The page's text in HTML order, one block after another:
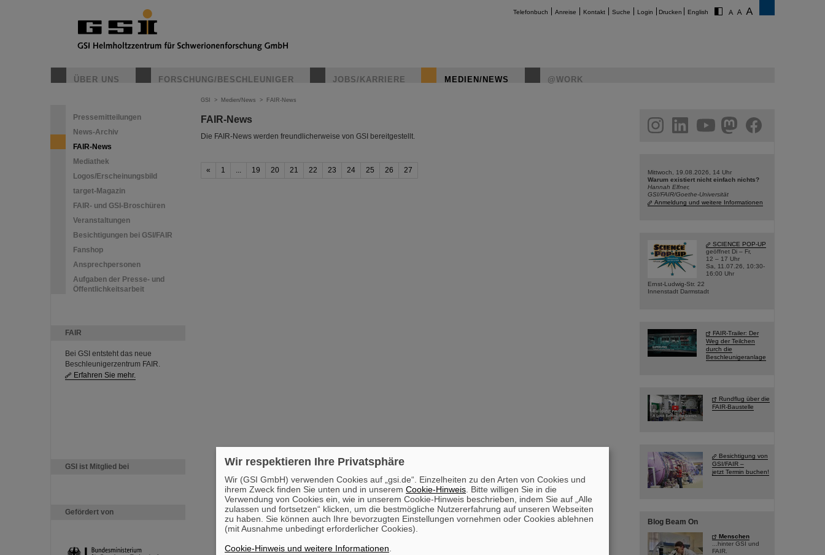
Telefonbuch Anreise Kontakt Suche Login Drucken English
ÜBER UNS FORSCHUNG/BESCHLEUNIGER JOBS/KARRIERE MEDIEN/NEWS @WORK
Pressemitteilungen
News-Archiv
FAIR-News
Mediathek
Logos/Erscheinungsbild
target-Magazin
FAIR- und GSI-Broschüren
Veranstaltungen
Besichtigungen bei GSI/FAIR
Fanshop
Ansprechpersonen
Aufgaben der Presse- und
Öffentlichkeitsarbeit
FAIR
Bei GSI entsteht das neue
Beschleunigerzentrum FAIR.
Erfahren Sie mehr.
GSI ist Mitglied bei
Gefördert von
GSI > Medien/News > FAIR-News
FAIR-News
Die FAIR-News werden freundlicherweise von GSI bereitgestellt.
« 1 ... 19 20 21 22 23 24 25 26 27
facebook
Mittwoch, 19.08.2026, 14 Uhr
Warum existiert nicht einfach nichts?
Hannah Elfner,
GSI/FAIR/Goethe-Universität
Anmeldung und weitere Informationen
SCIENCE POP-UP
geöffnet Di – Fr,
12 – 17 Uhr
Sa, 11.07.26, 10:30-
16:00 Uhr
Ernst-Ludwig-Str. 22
Innenstadt Darmstadt
FAIR-Trailer: Der
Weg der Teilchen
durch die
Beschleunigeranlage
Rundflug über die
FAIR-Baustelle
Besichtigung von
GSI/FAIR –
jetzt Termin buchen!
Blog Beam On
Menschen
...hinter GSI und
FAIR.
Wir respektieren Ihre Privatsphäre
Wir (GSI GmbH) verwenden Cookies auf „gsi.de“. Einzelheiten zu den Arten von Cookies und
ihrem Zweck finden Sie unten und in unserem Cookie-Hinweis . Bitte willigen Sie in die
Verwendung von Cookies ein, wie in unserem Cookie-Hinweis beschrieben, indem Sie auf „Alle
zulassen und fortsetzen“ klicken, um die bestmögliche Nutzererfahrung auf unseren Webseiten
zu haben. Sie können auch Ihre bevorzugten Einstellungen vornehmen oder Cookies ablehnen
(mit Ausnahme unbedingt erforderlicher Cookies).
Cookie-Hinweis und weitere Informationen